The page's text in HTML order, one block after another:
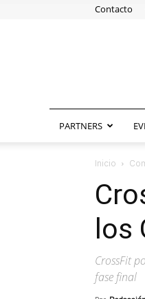
Contacto
PARTNERS
Inicio
los
CrossFit
fase final